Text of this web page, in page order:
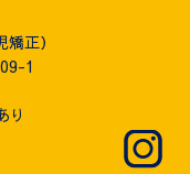
正）
1
り